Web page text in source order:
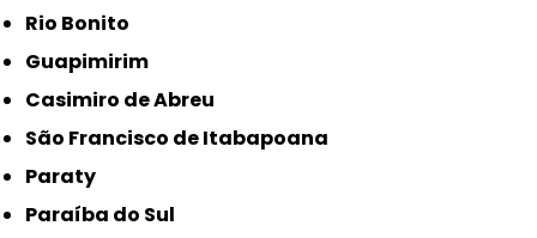
Rio Bonito
Guapimirim
Casimiro de Abreu
São Francisco de Itabapoana
Paraty
Paraíba do Sul